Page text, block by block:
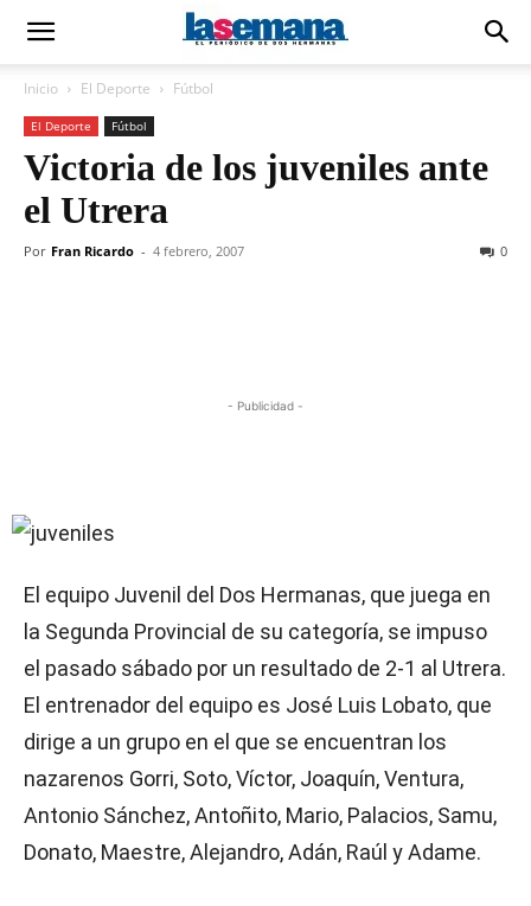
Inicio El Deporte Fútbol
El Deporte Fútbol
Victoria de los juveniles ante
el Utrera
Por Fran Ricardo - 4 febrero, 2007 0
- Publicidad -
El equipo Juvenil del Dos Hermanas, que juega en
la Segunda Provincial de su categoría, se impuso
el pasado sábado por un resultado de 2-1 al Utrera.
El entrenador del equipo es José Luis Lobato, que
dirige a un grupo en el que se encuentran los
nazarenos Gorri, Soto, Víctor, Joaquín, Ventura,
Antonio Sánchez, Antoñito, Mario, Palacios, Samu,
Donato, Maestre, Alejandro, Adán, Raúl y Adame.